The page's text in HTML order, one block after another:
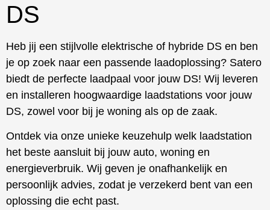
DS
Heb jij een stijlvolle elektrische of hybride DS en ben
je op zoek naar een passende laadoplossing? Satero
biedt de perfecte laadpaal voor jouw DS! Wij leveren
en installeren hoogwaardige laadstations voor jouw
DS, zowel voor bij je woning als op de zaak.
Ontdek via onze unieke keuzehulp welk laadstation
het beste aansluit bij jouw auto, woning en
energieverbruik. Wij geven je onafhankelijk en
persoonlijk advies, zodat je verzekerd bent van een
oplossing die echt past.